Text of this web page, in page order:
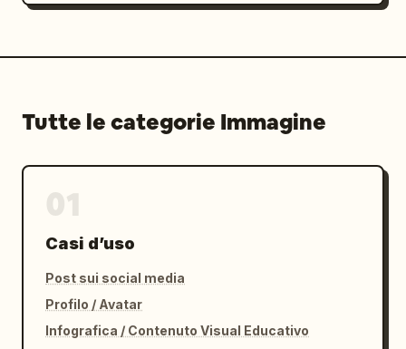
Tutte le categorie Immagine
Casi d’uso
Post sui social media
Profilo / Avatar
Infografica / Contenuto Visual Educativo